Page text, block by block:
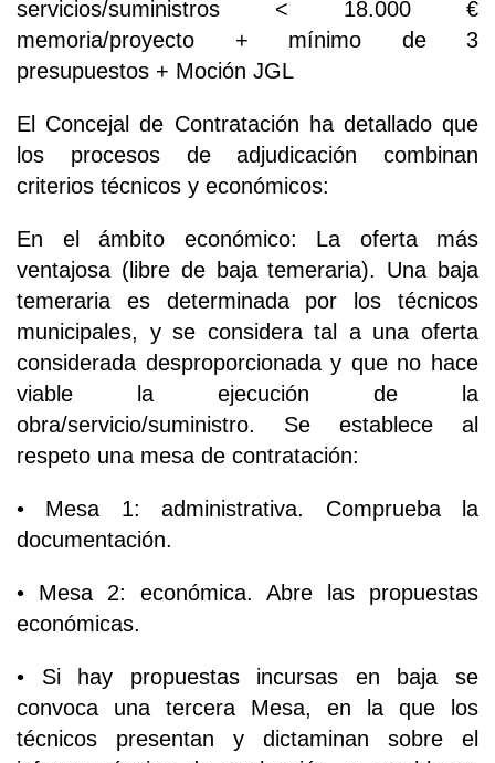
servicios/suministros < 18.000 €
memoria/proyecto + mínimo de 3
presupuestos + Moción JGL
El Concejal de Contratación ha detallado que
los procesos de adjudicación combinan
criterios técnicos y económicos:
En el ámbito económico: La oferta más
ventajosa (libre de baja temeraria). Una baja
temeraria es determinada por los técnicos
municipales, y se considera tal a una oferta
considerada desproporcionada y que no hace
viable la ejecución de la
obra/servicio/suministro. Se establece al
respeto una mesa de contratación:
• Mesa 1: administrativa. Comprueba la
documentación.
• Mesa 2: económica. Abre las propuestas
económicas.
• Si hay propuestas incursas en baja se
convoca una tercera Mesa, en la que los
técnicos presentan y dictaminan sobre el